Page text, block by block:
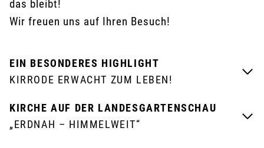
das bleibt!
Wir freuen uns auf Ihren Besuch!
EIN BESONDERES HIGHLIGHT
KIRRODE ERWACHT ZUM LEBEN!
KIRCHE AUF DER LANDESGARTENSCHAU
„ERDNAH – HIMMELWEIT“